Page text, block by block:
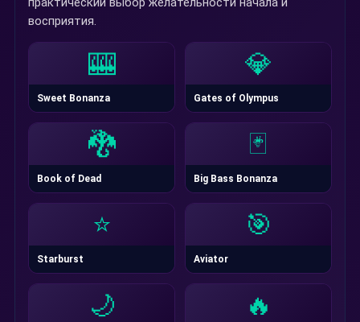
восприятия.
🎰
Sweet Bonanza
💎
Gates of Olympus
🐉
Book of Dead
🃏
Big Bass Bonanza
⭐
Starburst
🎯
Aviator
🌙 🔥